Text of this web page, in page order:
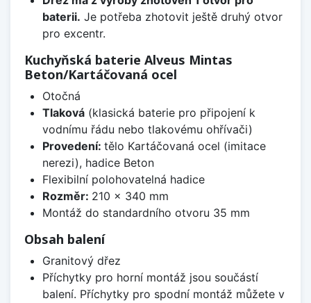
baterii. Je potřeba zhotovit ještě druhý otvor
pro excentr.
Kuchyňská baterie Alveus Mintas
Beton/Kartáčovaná ocel
Otočná
Tlaková(klasická baterie pro připojení k
vodnímu řádu nebo tlakovému ohřívači)
Provedení: tělo Kartáčovaná ocel (imitace
nerezi), hadice Beton
Flexibilní polohovatelná hadice
Rozměr: 210 x 340 mm
Montáž do standardního otvoru 35 mm
Obsah balení
Granitový dřez
Příchytky pro horní montáž jsou součástí
balení. Příchytky pro spodní montáž můžete v